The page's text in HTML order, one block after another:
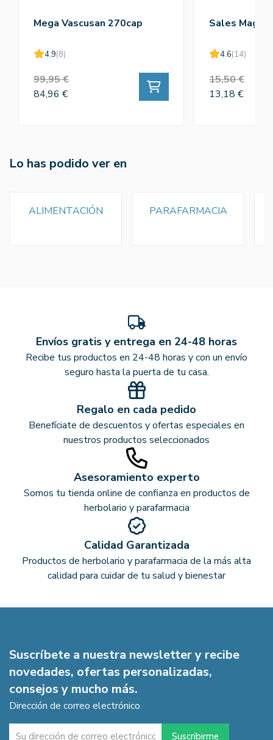
Mega Vascusan 270cap
4.9(8)
99,95 €
84,96 €
Sales
4.6(14)
15,50 €
13,18 €
Lo has podido ver en
ALIMENTACIÓN PARAFARMACIA
Envíos gratis y entrega en 24-48 horas
Recibe tus productos en 24-48 horas y con un envío
seguro hasta la puerta de tu casa.
Regalo en cada pedido
Benefíciate de descuentos y ofertas especiales en
nuestros productos seleccionados
Asesoramiento experto
Somos tu tienda online de confianza en productos de
herbolario y parafarmacia
Calidad Garantizada
Productos de herbolario y parafarmacia de la más alta
calidad para cuidar de tu salud y bienestar
Suscríbete a nuestra newsletter y recibe
novedades, ofertas personalizadas,
consejos y mucho más.
Dirección de correo electrónico